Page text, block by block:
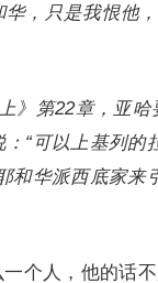
，只是我恨他
》第22章，亚
“可以上基列
和华派西底家
个人，他的话